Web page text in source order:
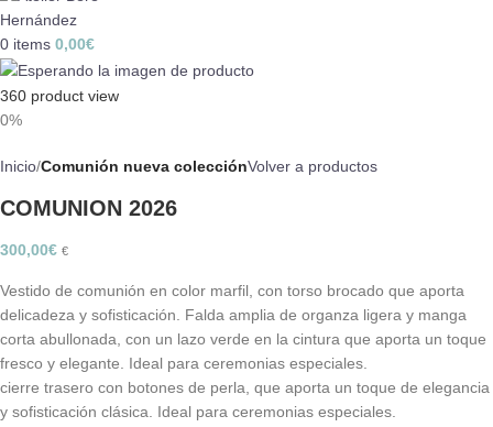
0 items 0,00€
360 product view
0%
Inicio Comunión nueva colecciónVolver a productos
COMUNION 2026
300,00€ €
Vestido de comunión en color marfil, con torso brocado que aporta
delicadeza y sofisticación. Falda amplia de organza ligera y manga
corta abullonada, con un lazo verde en la cintura que aporta un toque
fresco y elegante. Ideal para ceremonias especiales.
cierre trasero con botones de perla, que aporta un toque de elegancia
y sofisticación clásica. Ideal para ceremonias especiales.